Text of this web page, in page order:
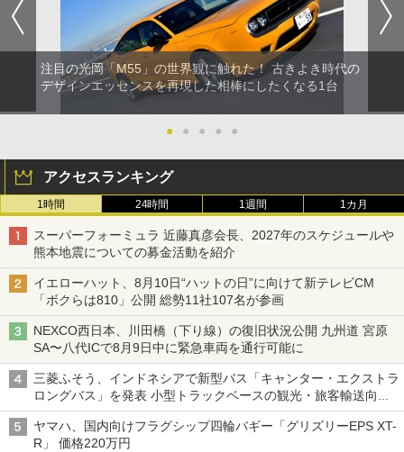
注目の光岡「M55」の世界観に触れた！ 古きよき時代の
デザインエッセンスを再現した相棒にしたくなる1台
● ● ● ● ●
アクセスランキング
1時間 24時間 1週間 1カ月
スーパーフォーミュラ 近藤真彦会長、2027年のスケジュールや
熊本地震についての募金活動を紹介
イエローハット、8月10日“ハットの日”に向けて新テレビCM
「ボクらは810」公開 総勢11社107名が参画
NEXCO西日本、川田橋（下り線）の復旧状況公開 九州道 宮原
SA〜八代ICで8月9日中に緊急車両を通行可能に
三菱ふそう、インドネシアで新型バス「キャンター・エクストラ
ロングバス」を発表 小型トラックベースの観光・旅客輸送向け
バス
ヤマハ、国内向けフラグシップ四輪バギー「グリズリーEPS XT-
R」 価格220万円